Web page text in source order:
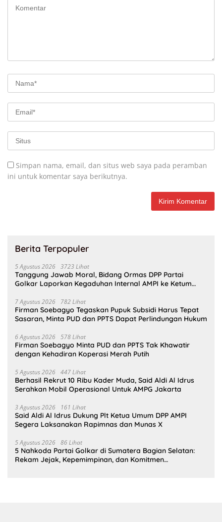
Simpan nama, email, dan situs web saya pada peramban
ini untuk komentar saya berikutnya.
Berita Terpopuler
5 Agustus 2026 3723 Lihat
Tanggung Jawab Moral, Bidang Ormas DPP Partai
Golkar Laporkan Kegaduhan Internal AMPI ke Ketum
7 Agustus 2026 782 Lihat
Firman Soebagyo Tegaskan Pupuk Subsidi Harus Tepat
Sasaran, Minta PUD dan PPTS Dapat Perlindungan Hukum
6 Agustus 2026 578 Lihat
Firman Soebagyo Minta PUD dan PPTS Tak Khawatir
dengan Kehadiran Koperasi Merah Putih
5 Agustus 2026 447 Lihat
Berhasil Rekrut 10 Ribu Kader Muda, Said Aldi Al Idrus
Serahkan Mobil Operasional Untuk AMPG Jakarta
3 Agustus 2026 161 Lihat
Said Aldi Al Idrus Dukung Plt Ketua Umum DPP AMPI
Segera Laksanakan Rapimnas dan Munas X
5 Agustus 2026 86 Lihat
5 Nahkoda Partai Golkar di Sumatera Bagian Selatan:
Rekam Jejak, Kepemimpinan, dan Komitmen